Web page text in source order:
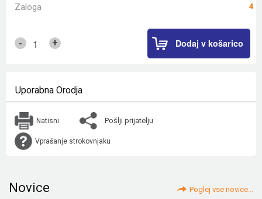
Zaloga 4
- + Dodaj v košarico
Uporabna Orodja
Natisni Pošlji prijatelju
Vprašanje strokovnjaku
Novice Poglej vse novice...